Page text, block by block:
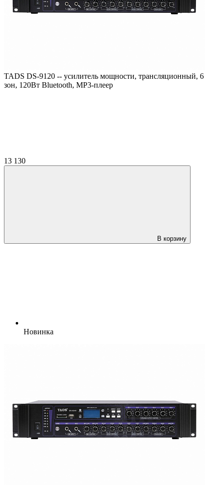
TADS DS-9120 -- усилитель мощности, трансляционный, 6
зон, 120Вт Bluetooth, MP3-плеер
13 130
В корзину
Новинка